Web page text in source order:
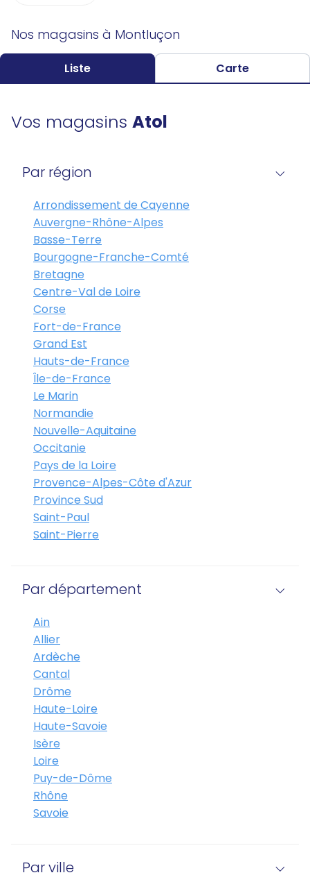
Nos magasins à Montluçon
Liste Carte
Vos magasins Atol
Par région
Arrondissement de Cayenne
Auvergne-Rhône-Alpes
Basse-Terre
Bourgogne-Franche-Comté
Bretagne
Centre-Val de Loire
Corse
Fort-de-France
Grand Est
Hauts-de-France
Île-de-France
Le Marin
Normandie
Nouvelle-Aquitaine
Occitanie
Pays de la Loire
Provence-Alpes-Côte d'Azur
Province Sud
Saint-Paul
Saint-Pierre
Par département
Ain
Allier
Ardèche
Cantal
Drôme
Haute-Loire
Haute-Savoie
Isère
Loire
Puy-de-Dôme
Rhône
Savoie
Par ville